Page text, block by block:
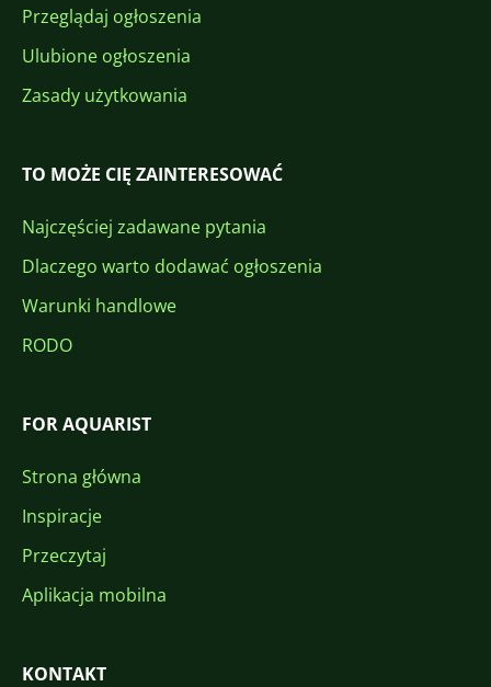
Przeglądaj ogłoszenia
Ulubione ogłoszenia
Zasady użytkowania
TO MOŻE CIĘ ZAINTERESOWAĆ
Najczęściej zadawane pytania
Dlaczego warto dodawać ogłoszenia
Warunki handlowe
RODO
FOR AQUARIST
Strona główna
Inspiracje
Przeczytaj
Aplikacja mobilna
KONTAKT